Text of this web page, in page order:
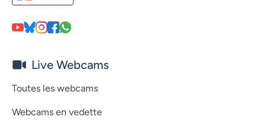
Live Webcams
Toutes les webcams
Webcams en vedette